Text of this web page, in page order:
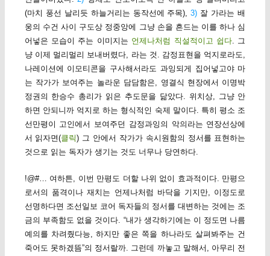
(마치 풍선 날리듯 하늘거리는 동작선에 주목),3) 잘 가라는 배
웅의 수건 사이 구도상 정중앙에 그냥 손을 흔드는 이를 하나 심
어넣은 모습이 주는 이미지는 언제나처럼 직설적이고 쉽다. 그
냥 이제 멀리멀리 보내버렸다, 라는 것. 감정표현을 억지로라도,
나레이션에 이모티콘을 구사해서라도 과잉되게 집어넣고야 마
는 작가가 보여주는 놀라운 담담함은, 영결식 현장에서 이명박
정권의 한승수 총리가 읽은 추도문을 닮았다. 위치상, 그냥 안
하면 안되니까 억지로 하는 형식적인 숙제 말이다. 특히 평소 조
선만평이 고인에서 보여주던 감정과잉의 악의라는 연장선상에
서 읽자면(클릭) 그 안에서 작가가 속시원함의 정서를 표현하는
것으로 읽는 독자가 생기는 것도 너무나 당연하다.
!@#… 여하튼, 이번 만평도 더할 나위 없이 효과적이다. 만평으
로서의 품격이나 재치는 언제나처럼 바닥을 기지만, 이정도로
선명하다면 조선일보 코어 독자들의 정서를 대변하는 것에는 조
금의 부족함도 없을 것이다. “내가 생각하기에는 이 정도면 나름
예의를 차려줬다능, 하지만 좋은 쪽을 하나라도 살펴봐주는 건
죽어도 못하겠뜸”의 정서랄까. 그런데 까놓고 말해서, 아무리 전